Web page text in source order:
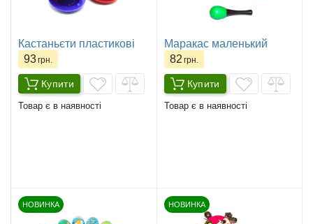
Кастаньєти пластикові
93грн.
Купити
Товар є в наявності
Маракас маленький
82 грн.
Купити
Товар є в наявності
НОВИНКА НОВИНКА